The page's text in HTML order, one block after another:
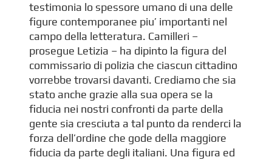
testimonia lo spessore umano di una delle
figure contemporanee piu’ importanti nel
campo della letteratura. Camilleri –
prosegue Letizia – ha dipinto la figura del
commissario di polizia che ciascun cittadino
vorrebbe trovarsi davanti. Crediamo che sia
stato anche grazie alla sua opera se la
fiducia nei nostri confronti da parte della
gente sia cresciuta a tal punto da renderci la
forza dell’ordine che gode della maggiore
fiducia da parte degli italiani. Una figura ed